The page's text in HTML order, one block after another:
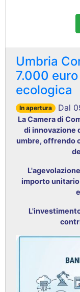
Umbria
7.000
ecologica
In apertura Dal
La Camera di
di innovazione
umbre, offrendo
importo